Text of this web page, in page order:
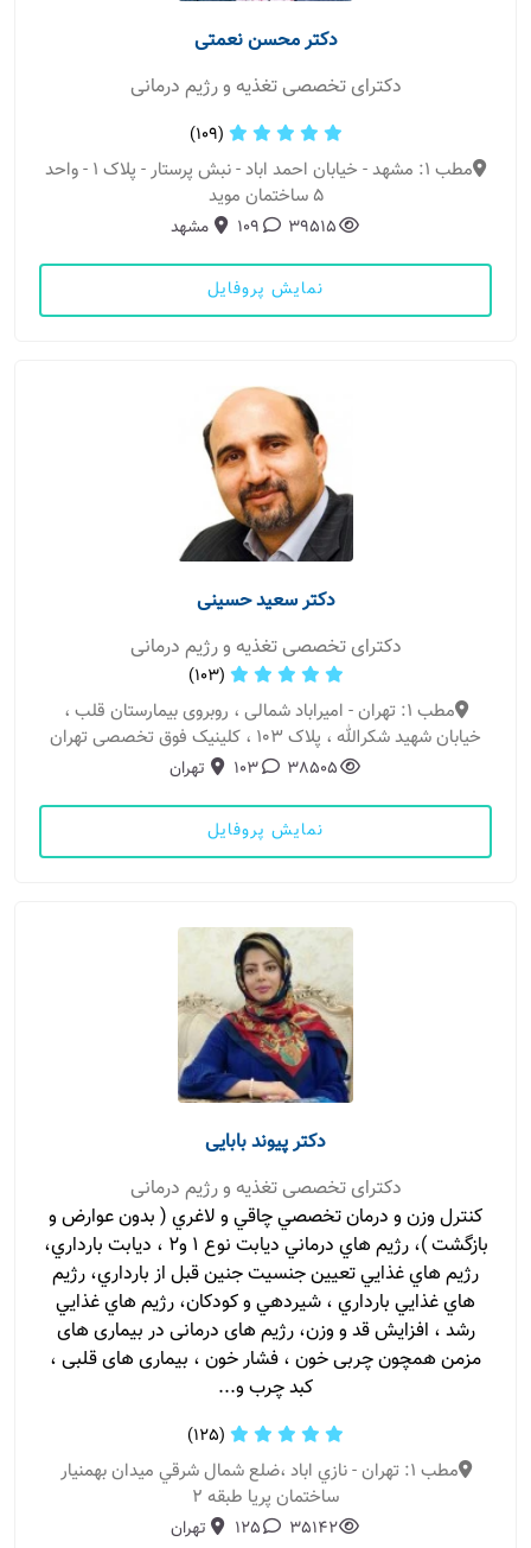
دکتر محسن نعمتی
دکترای تخصصی تغذیه و رژیم درمانی
(109)
مطب 1: مشهد - خیابان احمد اباد - نبش پرستار - پلاک 1 - واحد
5 ساختمان موید
39515
109 مشهد
نمایش پروفایل
دکتر سعید حسینی
دکترای تخصصی تغذیه و رژیم درمانی
(103)
مطب 1: تهران - امیراباد شمالی ، روبروی بیمارستان قلب ،
خیابان شهید شکرالله ، پلاک 103 ، کلینیک فوق تخصصی تهران
38505
103 تهران
نمایش پروفایل
دکتر پیوند بابایی
دکترای تخصصی تغذیه و رژیم درمانی
كنترل وزن و درمان تخصصي چاقي و لاغري ( بدون عوارض و
بازگشت )، رژيم هاي درماني ديابت نوع ١ و٢ ، ديابت بارداري،
رژيم هاي غذايي تعيين جنسيت جنين قبل از بارداري، رژيم
هاي غذايي بارداري ، شيردهي و كودكان، رژيم هاي غذايي
رشد ، افزايش قد و وزن، رژیم های درمانی در بیماری های
مزمن همچون چربی خون ، فشار خون ، بیماری های قلبی ،
کبد چرب و...
(125)
مطب 1: تهران - نازي اباد ،ضلع شمال شرقي ميدان بهمنيار
ساختمان پريا طبقه ۲
35142
125 تهران